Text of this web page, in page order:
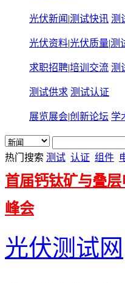
光伏新闻 |测试快讯 测
光伏资料|光伏质量|测
求职招聘|培训交流 测
测试供求 测试认证
展览展会|创新论坛 学
热门搜索 测试 认证 组件
首届钙钛矿与叠
峰会
光伏测试网